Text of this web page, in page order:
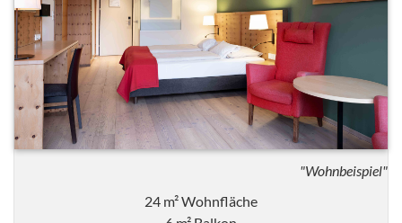
"Wohnbeispiel"
24 m² Wohnfläche